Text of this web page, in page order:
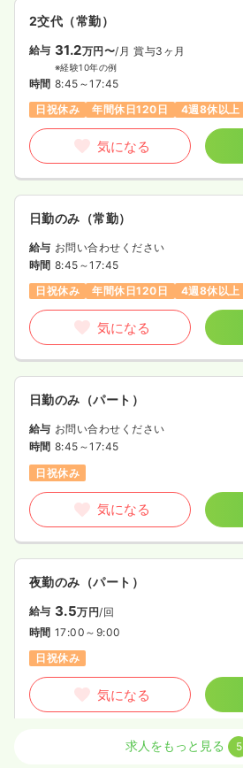
2交代（常勤）
給与 31.2万円〜/月 賞与3ヶ月
※経験10年の例
時間 8:45～17:45
日祝休み
年間休日120日 4週8休以上
気になる
日勤のみ（常勤）
給与 お問い合わせください
時間 8:45～17:45
日祝休み
年間休日120日 4週8休以上
気になる
日勤のみ（パート）
給与 お問い合わせください
時間 8:45～17:45
日祝休み
気になる
夜勤のみ（パート）
給与 3.5万円/回
時間 17:00～9:00
日祝休み
気になる
オペ室(手術室)正看護師
求人をもっと見る 5